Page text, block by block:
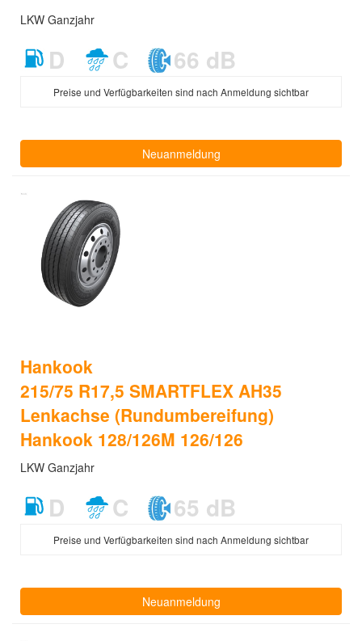
LKW Ganzjahr
D C 66 dB
Preise und Verfügbarkeiten sind nach Anmeldung sichtbar
Neuanmeldung
Hankook
215/75 R17,5 SMARTFLEX AH35
Lenkachse (Rundumbereifung)
Hankook 128/126M 126/126
LKW Ganzjahr
D C 65 dB
Preise und Verfügbarkeiten sind nach Anmeldung sichtbar
Neuanmeldung